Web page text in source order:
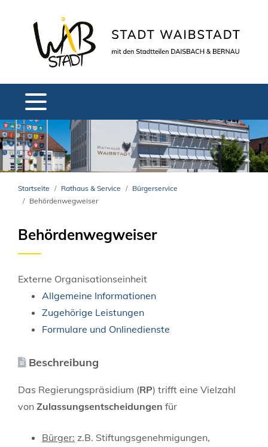
Startseite Rathaus & Service
Bürgerservice
Behördenwegweiser
Behördenwegweiser
Externe Organisationseinheit
Allgemeine Informationen
Zugehörige Leistungen
Formulare und Onlinedienste
Beschreibung
Das Regierungspräsidium (RP) trifft eine Vielzahl
von Zulassungsentscheidungen für
Bürger: z.B. Stiftungsgenehmigungen,